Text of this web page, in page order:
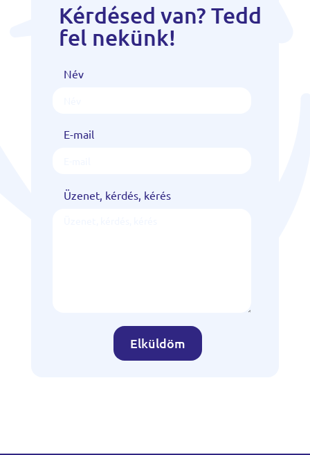
Kérdésed van? Tedd
fel nekünk!
Név
E-mail
Üzenet, kérdés, kérés
Elküldöm